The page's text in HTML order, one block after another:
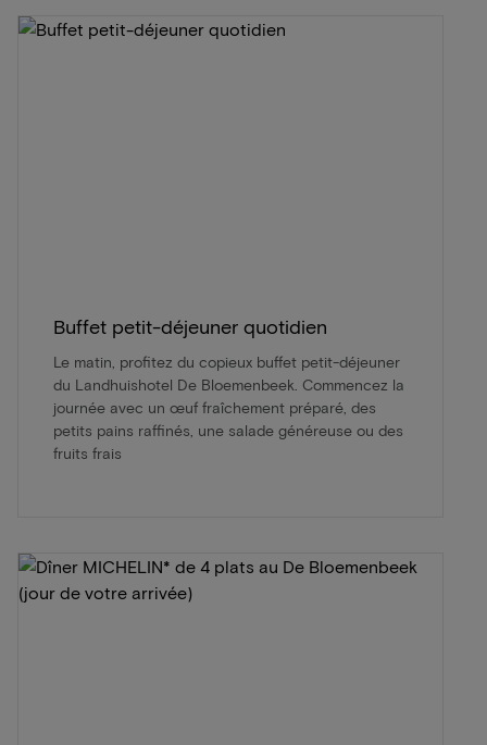
Buffet petit-déjeuner quotidien
Le matin, profitez du copieux buffet petit-déjeuner
du Landhuishotel De Bloemenbeek. Commencez la
journée avec un œuf fraîchement préparé, des
petits pains raffinés, une salade généreuse ou des
fruits frais